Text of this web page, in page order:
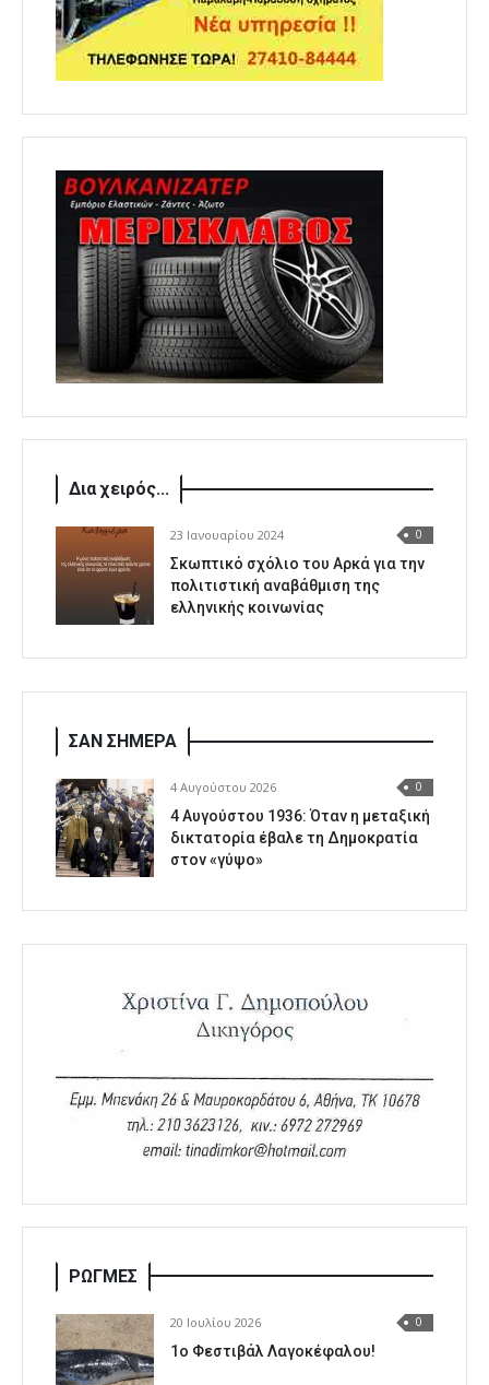
Δια χειρός...
23 Ιανουαρίου 2024 0
Σκωπτικό σχόλιο του Αρκά για την
πολιτιστική αναβάθμιση της
ελληνικής κοινωνίας
ΣΑΝ ΣΗΜΕΡΑ
4 Αυγούστου 2026 0
4 Αυγούστου 1936: Όταν η μεταξική
δικτατορία έβαλε τη Δημοκρατία
στον «γύψο»
ΡΩΓΜΕΣ
20 Ιουλίου 2026 0
1o Φεστιβάλ Λαγοκέφαλου!